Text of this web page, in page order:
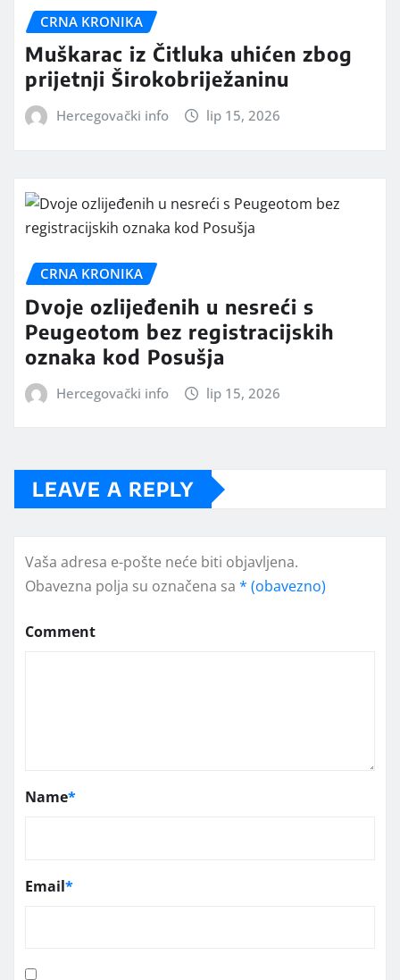
CRNA KRONIKA
Muškarac iz Čitluka uhićen zbog
prijetnji Širokobriježaninu
Hercegovački info lip 15, 2026
CRNA KRONIKA
Dvoje ozlijeđenih u nesreći s
Peugeotom bez registracijskih
oznaka kod Posušja
Hercegovački info lip 15, 2026
LEAVE A REPLY
Vaša adresa e-pošte neće biti objavljena.
Obavezna polja su označena sa * (obavezno)
Comment
Name*
Email*